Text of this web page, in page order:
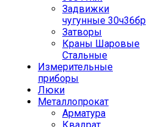
Задвижки
чугунные 30ч36бр
Затворы
Краны Шаровые
Стальные
Измерительные
приборы
Люки
Металлопрокат
Арматура